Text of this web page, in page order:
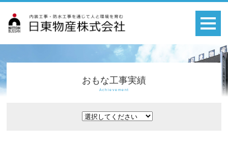
おもな工事実績
Achievement